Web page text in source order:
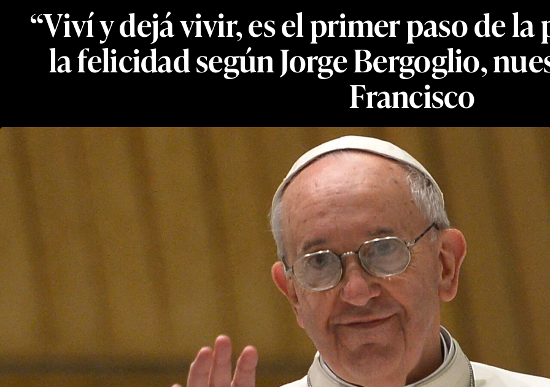
“Viví y dejá vivir, es el primer paso de la
la felicidad según Jorge Bergoglio,
Francisco